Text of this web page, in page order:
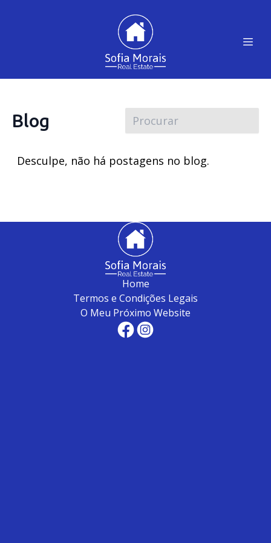
Blog
Desculpe, não há postagens no blog.
Home
Termos e Condições Legais
O Meu Próximo Website